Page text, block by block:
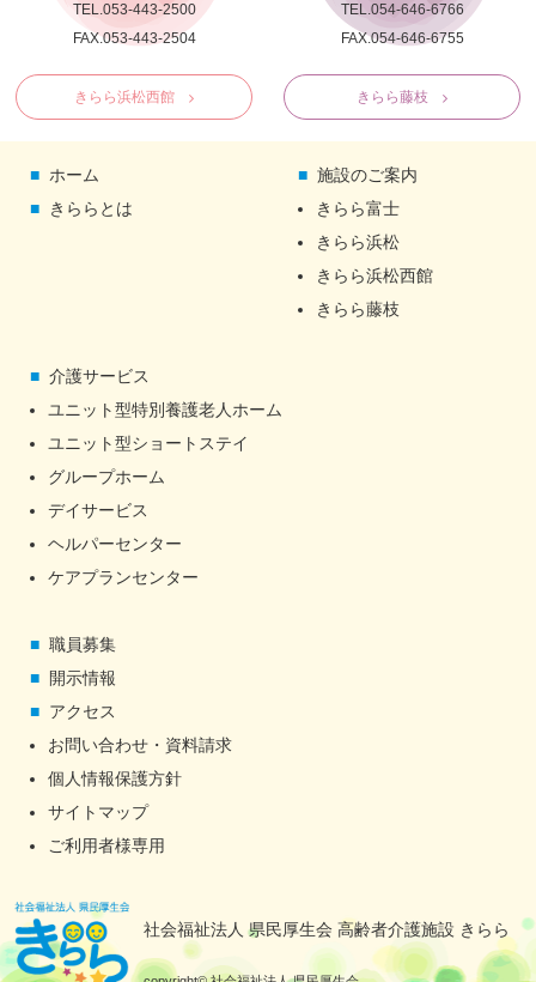
TEL.053-443-2500
FAX.053-443-2504
きらら浜松西館
TEL.054-646-6766
FAX.054-646-6755
きらら藤枝
ホーム
きららとは
施設のご案内
きらら富士
きらら浜松
きらら浜松西館
きらら藤枝
介護サービス
ユニット型特別養護老人ホーム
ユニット型ショートステイ
グループホーム
デイサービス
ヘルパーセンター
ケアプランセンター
職員募集
開示情報
アクセス
お問い合わせ・資料請求
個人情報保護方針
サイトマップ
ご利用者様専用
社会福祉法人 県民厚生会 高齢者介護施設 きらら